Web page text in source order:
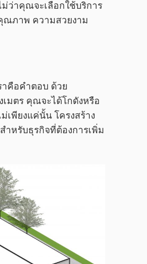
ว่าคุณจะเลือกใช้บริการ
ณภาพ ความสวยงาม
าคือคำตอบ ด้วย
เมตร คุณจะได้โกดังหรือ
พียงแค่นั้น โครงสร้าง
ำหรับธุรกิจที่ต้องการเพิ่ม